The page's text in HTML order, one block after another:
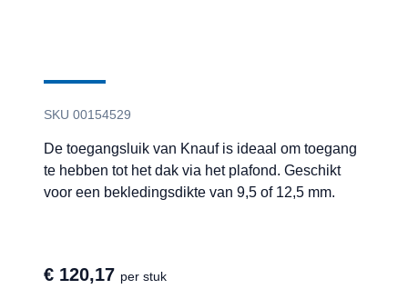
SKU 00154529
De toegangsluik van Knauf is ideaal om toegang
te hebben tot het dak via het plafond. Geschikt
voor een bekledingsdikte van 9,5 of 12,5 mm.
€ 120,17 per stuk